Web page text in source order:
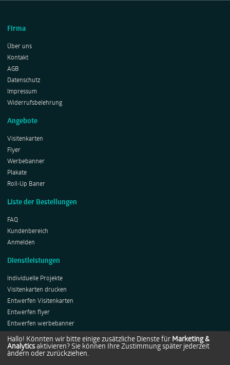
Firma
Über uns
Kontakt
AGB
Datenschutz
Impressum
Widerrufsbelehrung
Angebote
Visitenkarten
Flyer
Werbebanner
Plakate
Roll-Up Baner
Liste der Bestellungen
FAQ
Kundenbereich
Anmelden
Dienstleistungen
Individuelle Projekte
Visitenkarten drucken
Entwerfen Visitenkarten
Entwerfen flyer
Entwerfen werbebanner
Entwerfen Plakates
Entwerfen Roll-ups
Hallo! Könnten wir bitte einige zusätzliche Dienste für Marketing &
Analytics aktivieren? Sie können Ihre Zustimmung später jederzeit
ändern oder zurückziehen.